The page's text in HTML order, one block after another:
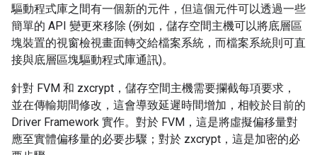
驅動程式庫之間有一個新的元件，但這個元件可以透過一些
簡單的 API 變更來移除 (例如，儲存空間主機可以將底層區
塊裝置的視窗檢視畫面轉交給檔案系統，而檔案系統則可直
接與底層區塊驅動程式庫通訊)。
針對 FVM 和 zxcrypt，儲存空間主機需要攔截每項要求，
並在傳輸期間修改，這會導致延遲時間增加，相較於目前的
Driver Framework 實作。對於 FVM，這是將虛擬偏移量對
應至實體偏移量的必要步驟；對於 zxcrypt，這是加密的必